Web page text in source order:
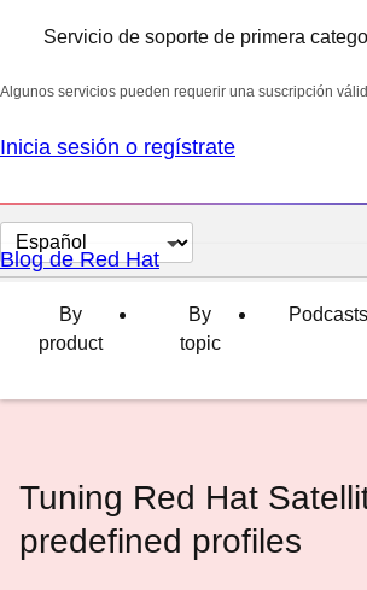
Servicio de soporte de primera
Algunos servicios pueden requerir una suscripción
Inicia sesión o regístrate
Cambiar
el
idioma
Blog de Red Hat
By
product
By
topic
Podcasts
Tuning Red Hat
predefined profiles